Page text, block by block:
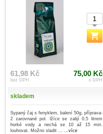
61,98 Kč
bez DPH
75,00 Kč
s DPH
skladem
Sypaný čaj s fenyklem, balení 50g, příprava-
2 zarovnané pol. lžíce se zalijí 0,5 litrem
horké vody a nechá se 10 až 15 min.
louhovat. Možno sladit ... ...více